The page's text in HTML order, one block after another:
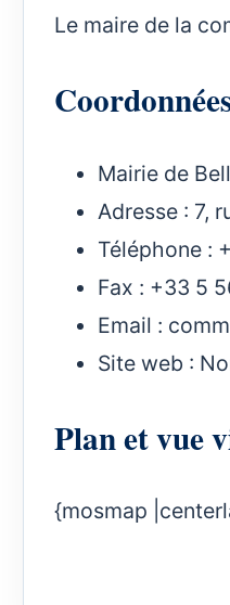
Le maire de la
Mairie de
Adresse : 7,
Téléphone :
Fax : +33 5
Email :
Site web :
Plan et vue
{mosmap